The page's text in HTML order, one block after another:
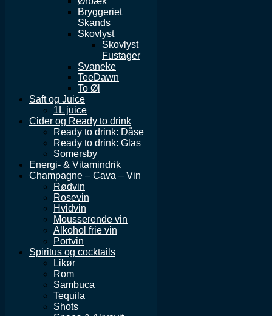
Bryggeriet
Skands
Skovlyst
Skovlyst
Fustager
Svaneke
TeeDawn
To Øl
Saft og Juice
1L juice
Cider og Ready to drink
Ready to drink: Dåse
Ready to drink: Glas
Somersby
Energi- & Vitamindrik
Champagne – Cava – Vin
Rødvin
Rosevin
Hvidvin
Mousserende vin
Alkohol frie vin
Portvin
Spiritus og cocktails
Likør
Rom
Sambuca
Tequila
Shots